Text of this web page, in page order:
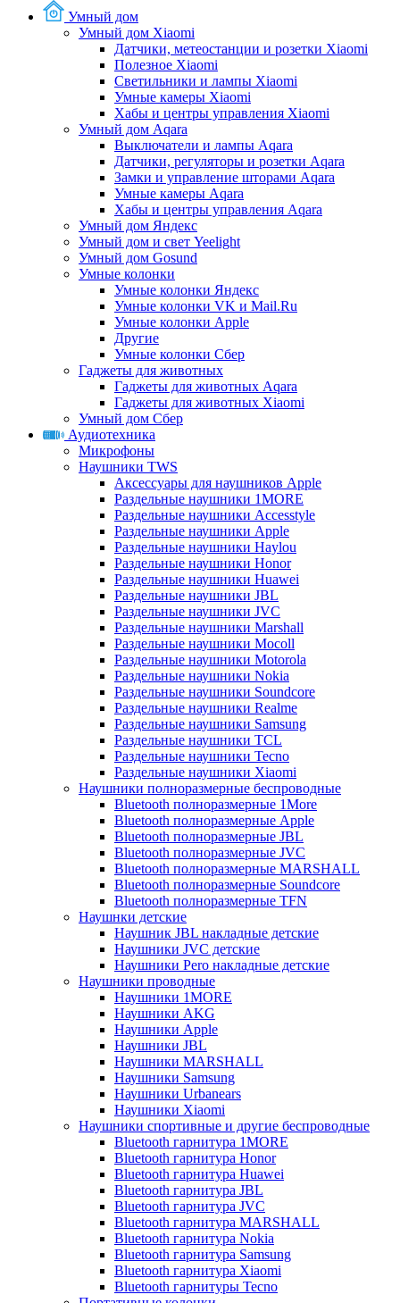
Умный дом
Умный дом Xiaomi
Датчики, метеостанции и розетки Xiaomi
Полезное Xiaomi
Светильники и лампы Xiaomi
Умные камеры Xiaomi
Хабы и центры управления Xiaomi
Умный дом Aqara
Выключатели и лампы Aqara
Датчики, регуляторы и розетки Aqara
Замки и управление шторами Aqara
Умные камеры Aqara
Хабы и центры управления Aqara
Умный дом Яндекс
Умный дом и свет Yeelight
Умный дом Gosund
Умные колонки
Умные колонки Яндекс
Умные колонки VK и Mail.Ru
Умные колонки Apple
Другие
Умные колонки Сбер
Гаджеты для животных
Гаджеты для животных Aqara
Гаджеты для животных Xiaomi
Умный дом Сбер
Аудиотехника
Микрофоны
Наушники TWS
Аксессуары для наушников Apple
Раздельные наушники 1MORE
Раздельные наушники Accesstyle
Раздельные наушники Apple
Раздельные наушники Haylou
Раздельные наушники Honor
Раздельные наушники Huawei
Раздельные наушники JBL
Раздельные наушники JVC
Раздельные наушники Marshall
Раздельные наушники Mocoll
Раздельные наушники Motorola
Раздельные наушники Nokia
Раздельные наушники Soundcore
Раздельные наушники Realme
Раздельные наушники Samsung
Раздельные наушники TCL
Раздельные наушники Tecno
Раздельные наушники Xiaomi
Наушники полноразмерные беспроводные
Bluetooth полноразмерные 1More
Bluetooth полноразмерные Apple
Bluetooth полноразмерные JBL
Bluetooth полноразмерные JVC
Bluetooth полноразмерные MARSHALL
Bluetooth полноразмерные Soundcore
Bluetooth полноразмерные TFN
Наушнки детские
Наушник JBL накладные детские
Наушники JVC детские
Наушники Pero накладные детские
Наушники проводные
Наушники 1MORE
Наушники AKG
Наушники Apple
Наушники JBL
Наушники MARSHALL
Наушники Samsung
Наушники Urbanears
Наушники Xiaomi
Наушники спортивные и другие беспроводные
Bluetooth гарнитура 1MORE
Bluetooth гарнитура Honor
Bluetooth гарнитура Huawei
Bluetooth гарнитура JBL
Bluetooth гарнитура JVC
Bluetooth гарнитура MARSHALL
Bluetooth гарнитура Nokia
Bluetooth гарнитура Samsung
Bluetooth гарнитура Xiaomi
Bluetooth гарнитуры Tecno